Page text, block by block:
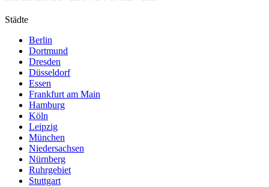
Städte
Berlin
Dortmund
Dresden
Düsseldorf
Essen
Frankfurt am Main
Hamburg
Köln
Leipzig
München
Niedersachsen
Nürnberg
Ruhrgebiet
Stuttgart